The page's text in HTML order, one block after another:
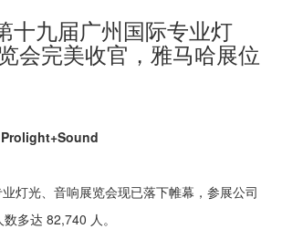
十九届广州国际专业灯
会完美收官，雅马哈展位
灯光、音响展览会现已落下帷幕，参展公司
多达 82,740 人。